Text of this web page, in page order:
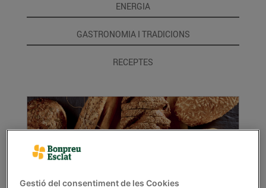
ENERGIA
GASTRONOMIA I TRADICIONS
RECEPTES
Gestió del consentiment de les Cookies